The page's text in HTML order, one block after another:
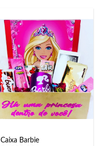
Caixa Barbie